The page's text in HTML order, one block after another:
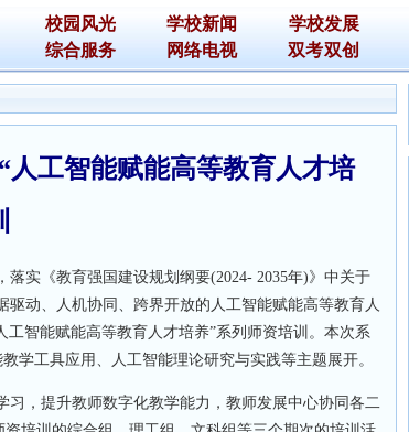
校园风光 学校新闻 学校发展
综合服务 网络电视 双考双创
人工智能赋能高等教育人才培
实《教育强国建设规划纲要(2024- 2035年)》中关于
动、人机协同、跨界开放的人工智能赋能高等教育人
工智能赋能高等教育人才培养”系列师资培训。本次系
学工具应用、人工智能理论研究与实践等主题展开。
，提升教师数字化教学能力，教师发展中心协同各二